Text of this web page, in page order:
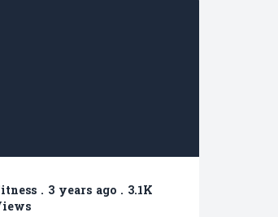
. 3 years ago . 3.1K